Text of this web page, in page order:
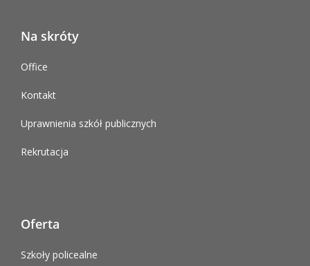
Na skróty
Office
Kontakt
Uprawnienia szkół publicznych
Rekrutacja
Oferta
Szkoły policealne